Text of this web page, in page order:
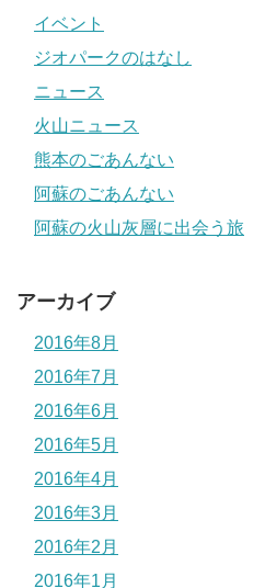
イベント
ジオパークのはなし
ニュース
火山ニュース
熊本のごあんない
阿蘇のごあんない
阿蘇の火山灰層に出会う旅
アーカイブ
2016年8月
2016年7月
2016年6月
2016年5月
2016年4月
2016年3月
2016年2月
2016年1月